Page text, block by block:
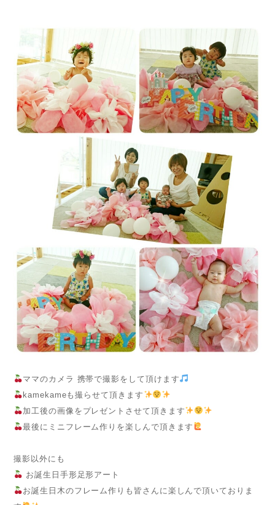
ママのカメラ 携帯で撮影をして頂けます
kamekameも撮らせて頂きます
加工後の画像をプレゼントさせて頂きます
最後にミニフレーム作りを楽しんで頂きます
撮影以外にも
お誕生日手形足形アート
お誕生日木のフレーム作りも皆さんに楽しんで頂いておりま